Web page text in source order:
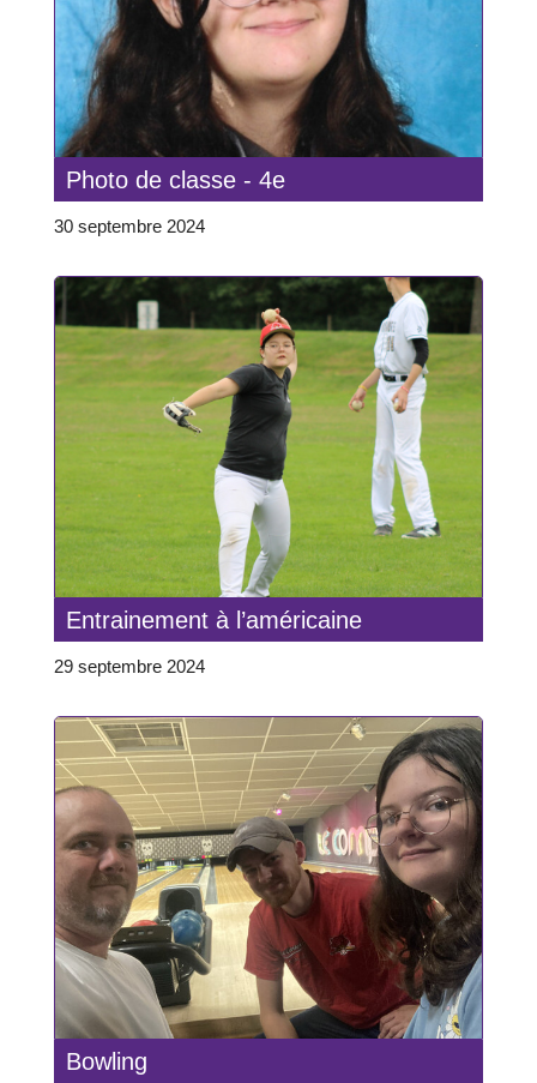
Photo de classe - 4e
30 septembre 2024
Entrainement à l’américaine
29 septembre 2024
Bowling